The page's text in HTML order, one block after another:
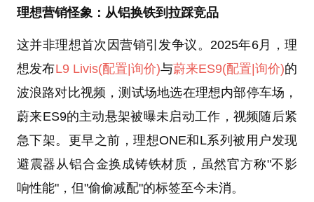
理想营销怪象：从铝换铁到拉踩竞品
这并非理想首次因营销引发争议。2025年6月，理
想发布L9 Livis(配置 |询价)与蔚来ES9(配置 |询价)的
波浪路对比视频，测试场地选在理想内部停车场，
蔚来ES9的主动悬架被曝未启动工作，视频随后紧
急下架。更早之前，理想ONE和L系列被用户发现
避震器从铝合金换成铸铁材质，虽然官方称"不影
响性能"，但"偷偷减配"的标签至今未消。